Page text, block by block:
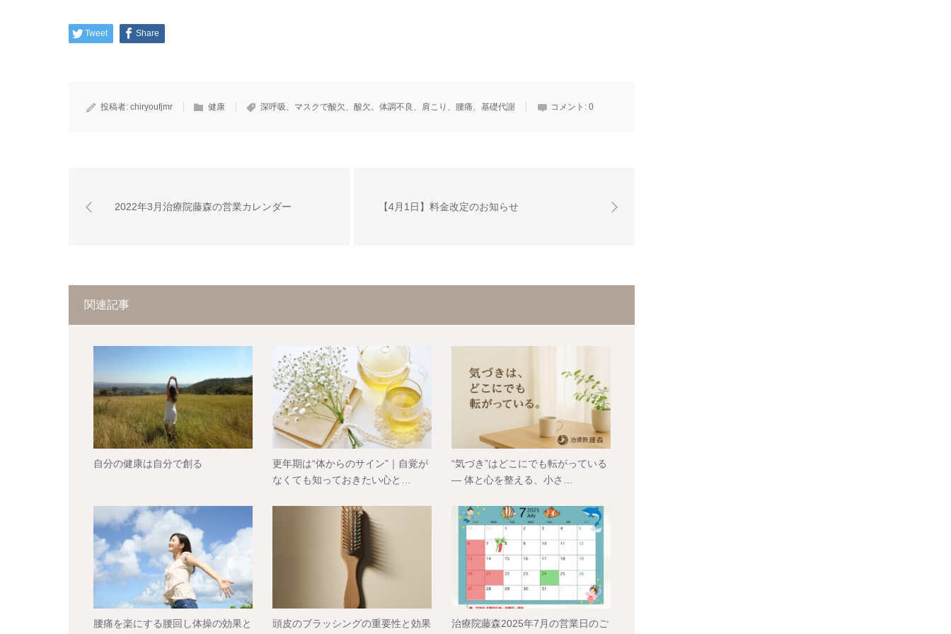
Tweet Share
投稿者: chiryoufjmr 健康 深呼吸、マスクで酸欠、酸欠、体調不良、肩こり、腰痛、基礎代謝 コメント: 0
2022年3月治療院藤森の営業カレンダー 【4月1日】料金改定のお知らせ
関連記事
自分の健康は自分で創る
更年期は“体からのサイン”｜自覚が
なくても知っておきたい心と…
“気づき”はどこにでも転がっている
— 体と心を整える、小さ…
腰痛を楽にする腰回し体操の効果と 頭皮のブラッシングの重要性と効果 治療院藤森2025年7月の営業日のご